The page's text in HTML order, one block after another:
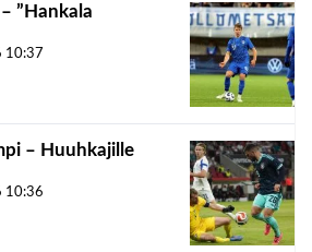
”Hankala
10:37
– Huuhkajille
10:36